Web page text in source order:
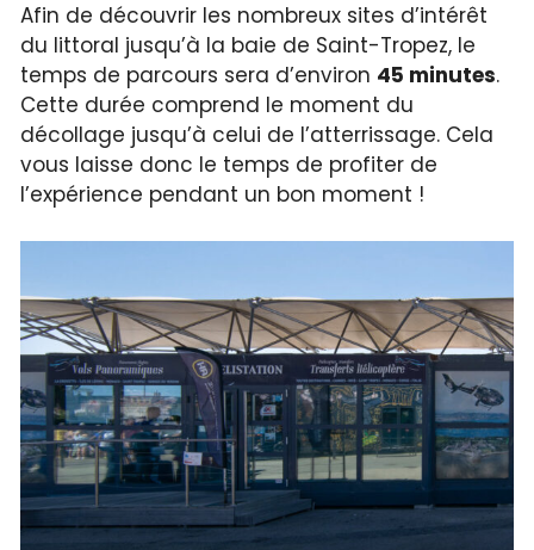
Afin de découvrir les nombreux sites d’intérêt
du littoral jusqu’à la baie de Saint-Tropez, le
temps de parcours sera d’environ 45 minutes.
Cette durée comprend le moment du
décollage jusqu’à celui de l’atterrissage. Cela
vous laisse donc le temps de profiter de
l’expérience pendant un bon moment !